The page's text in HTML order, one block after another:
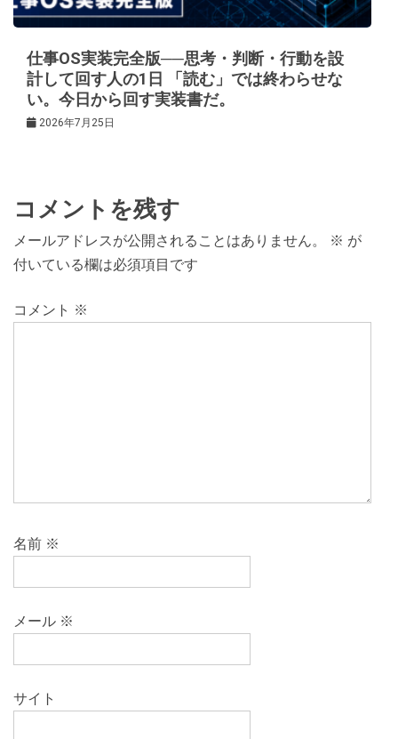
仕事OS実装完全版──思考・判断・行動を設
計して回す人の1日 「読む」では終わらせな
い。今日から回す実装書だ。
2026年7月25日
コメントを残す
メールアドレスが公開されることはありません。 ※ が
付いている欄は必須項目です
コメント ※
名前 ※
メール ※
サイト